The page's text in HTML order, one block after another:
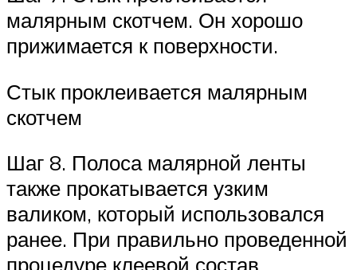
малярным скотчем. Он хорошо
прижимается к поверхности.
Стык проклеивается малярным
скотчем
Шаг 8. Полоса малярной ленты
также прокатывается узким
валиком, который использовался
ранее. При правильно проведенной
процедуре клеевой состав